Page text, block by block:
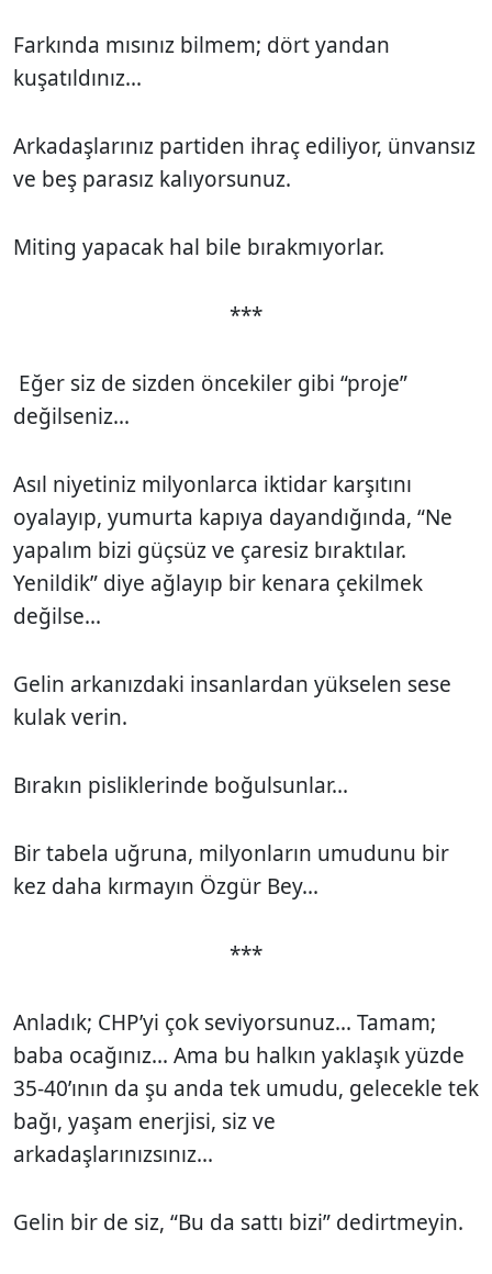
Farkında mısınız bilmem; dört yandan
kuşatıldınız...
Arkadaşlarınız partiden ihraç ediliyor, ünvansız
ve beş parasız kalıyorsunuz.
Miting yapacak hal bile bırakmıyorlar.
***
Eğer siz de sizden öncekiler gibi “proje”
değilseniz...
Asıl niyetiniz milyonlarca iktidar karşıtını
oyalayıp, yumurta kapıya dayandığında, “Ne
yapalım bizi güçsüz ve çaresiz bıraktılar.
Yenildik” diye ağlayıp bir kenara çekilmek
değilse...
Gelin arkanızdaki insanlardan yükselen sese
kulak verin.
Bırakın pisliklerinde boğulsunlar...
Bir tabela uğruna, milyonların umudunu bir
kez daha kırmayın Özgür Bey...
***
Anladık; CHP’yi çok seviyorsunuz... Tamam;
baba ocağınız... Ama bu halkın yaklaşık yüzde
35-40’ının da şu anda tek umudu, gelecekle tek
bağı, yaşam enerjisi, siz ve
arkadaşlarınızsınız...
Gelin bir de siz, “Bu da sattı bizi” dedirtmeyin.